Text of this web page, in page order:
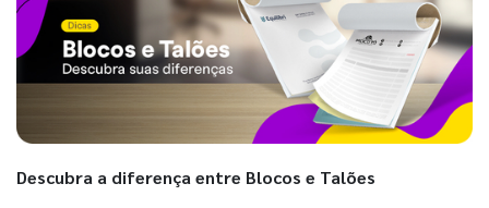
Descubra a diferença entre Blocos e Talões